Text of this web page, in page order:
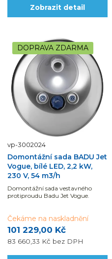
Zobrazit detail
DOPRAVA ZDARMA
vp-3002024
Domontážní sada BADU Jet
Vogue, bílé LED, 2,2 kW,
230 V, 54 m3/h
Domontážní sada vestavného
protiproudu Badu Jet Vogue.
101 229,00 Kč
83 660,33 Kč bez DPH
Čekáme na naskladnění